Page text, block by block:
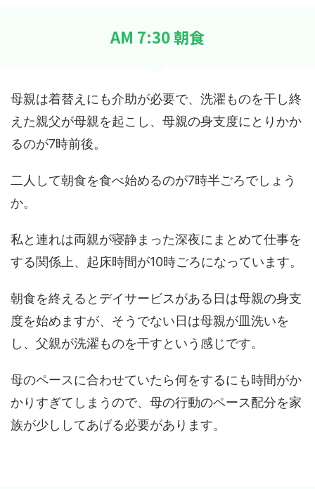
AM 7:30 朝食
母親は着替えにも介助が必要で、洗濯ものを干し終
えた親父が母親を起こし、母親の身支度にとりかか
るのが7時前後。
二人して朝食を食べ始めるのが7時半ごろでしょう
か。
私と連れは両親が寝静まった深夜にまとめて仕事を
する関係上、起床時間が10時ごろになっています。
朝食を終えるとデイサービスがある日は母親の身支
度を始めますが、そうでない日は母親が皿洗いを
し、父親が洗濯ものを干すという感じです。
母のペースに合わせていたら何をするにも時間がか
かりすぎてしまうので、母の行動のペース配分を家
族が少ししてあげる必要があります。